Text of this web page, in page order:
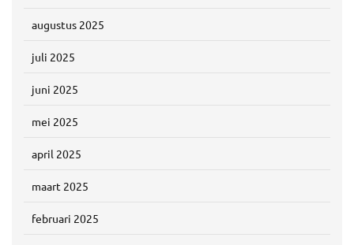
augustus 2025
juli 2025
juni 2025
mei 2025
april 2025
maart 2025
februari 2025